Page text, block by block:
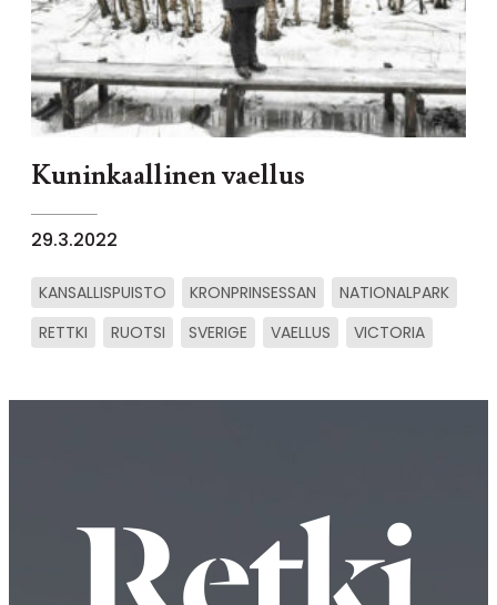
Kuninkaallinen vaellus
29.3.2022
KANSALLISPUISTO KRONPRINSESSAN
NATIONALPARK
RETTKI
RUOTSI SVERIGE VAELLUS VICTORIA